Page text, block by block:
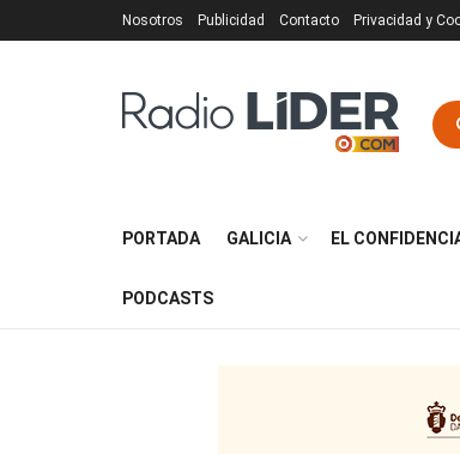
Nosotros Publicidad Contacto Privacidad y
PORTADA GALICIA EL
PODCASTS